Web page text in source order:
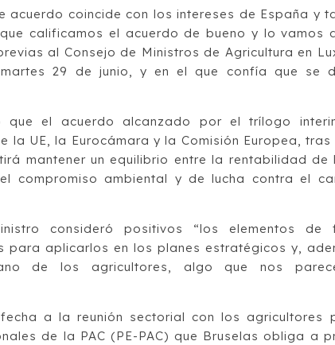
acuerdo coincide con los intereses de España y
calificamos el acuerdo de bueno y lo vamos
al Consejo de Ministros de Agricultura en
29 de junio, y en el que confía que se
que el acuerdo alcanzado por el trílogo
la UE, la Eurocámara y la Comisión Europea,
mantener un equilibrio entre la rentabilidad de
compromiso ambiental y de lucha contra el
consideró positivos “los elementos de
para aplicarlos en los planes estratégicos y,
de los agricultores, algo que nos parece
a la reunión sectorial con los agricultores
de la PAC (PE-PAC) que Bruselas obliga a